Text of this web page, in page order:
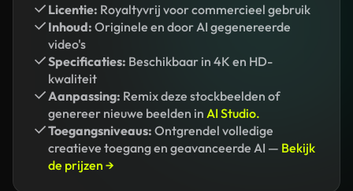
Licentie: Royaltyvrij voor commercieel gebruik
Inhoud: Originele en door AI gegenereerde
video's
Specificaties: Beschikbaar in 4K en HD-
kwaliteit
Aanpassing: Remix deze stockbeelden of
genereer nieuwe beelden in AI Studio.
Toegangsniveaus: Ontgrendel volledige
creatieve toegang en geavanceerde AI — Bekijk
de prijzen →